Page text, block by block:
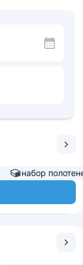
набор